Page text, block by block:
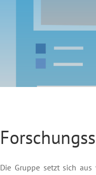
Die Gruppe setzt sich